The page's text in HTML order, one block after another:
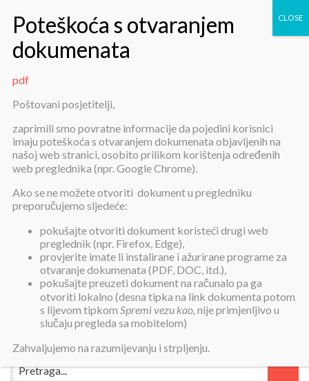
pdf
Objavljeno:10. prosinca 2021.
pdf
Poštovani posjetitelji,
zaprimili smo povratne informacije da pojedini korisnici
imaju poteškoća s otvaranjem dokumenata objavljenih na
našoj web stranici, osobito prilikom korištenja određenih
web preglednika (npr. Google Chrome).
Ako se ne možete otvoriti dokument u pregledniku
preporučujemo sljedeće:
pokušajte otvoriti dokument koristeći drugi web
preglednik (npr. Firefox, Edge),
provjerite imate li instalirane i ažurirane programe za
otvaranje dokumenata (PDF, DOC, itd.),
pokušajte preuzeti dokument na računalo pa ga
otvoriti lokalno (desna tipka na link dokumenta potom
s lijevom tipkom Spremi vezu kao, nije primjenljivo u
slučaju pregleda sa mobitelom)
Zahvaljujemo na razumijevanju i strpljenju.